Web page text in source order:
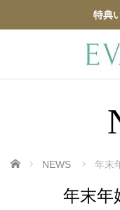
特典
ホーム NEWS 年末
年末年